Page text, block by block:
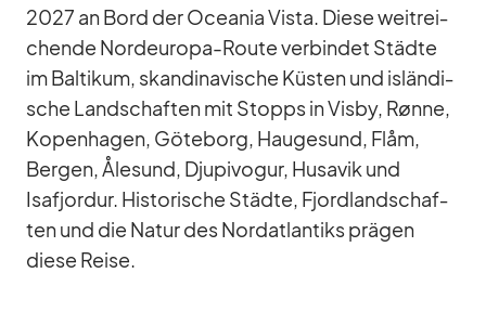
2027 an Bord der Ocea­nia Vista. Diese weit­rei­
chende Nord­eu­ropa-Route ver­bin­det Städte
im Bal­ti­kum, skan­di­na­vi­sche Küs­ten und is­län­di­
sche Land­schaf­ten mit Stopps in Visby, Rønne,
Ko­pen­ha­gen, Gö­te­borg, Hau­ge­sund, Flåm,
Ber­gen, Åle­sund, Dju­pi­vogur, Hu­sa­vik und
Isafjor­dur. His­to­ri­sche Städte, Fjord­land­schaf­
ten und die Na­tur des Nord­at­lan­tiks prä­gen
diese Reise.